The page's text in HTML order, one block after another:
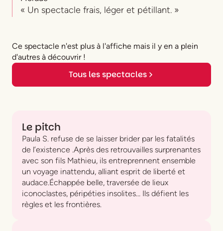
« Un spectacle frais, léger et pétillant. »
Ce spectacle n'est plus à l'affiche mais il y en a plein
d'autres à découvrir !
Tous les spectacles
Le pitch
Paula S. refuse de se laisser brider par les fatalités
de l’existence .Après des retrouvailles surprenantes
avec son fils Mathieu, ils entreprennent ensemble
un voyage inattendu, alliant esprit de liberté et
audace.Échappée belle, traversée de lieux
iconoclastes, péripéties insolites… Ils défient les
règles et les frontières.